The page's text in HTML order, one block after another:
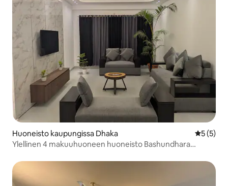
Huoneisto kaupungissa Dhaka
5 (5)
Ylellinen 4 makuuhuoneen huoneisto Bashundhara